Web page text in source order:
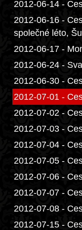
2012-06-14 -
2012-06-16 -
společné léto,
2012-06-17 -
2012-06-24 -
2012-06-30 -
2012-07-01 -
2012-07-02 -
2012-07-03 -
2012-07-04 -
2012-07-05 -
2012-07-06 -
2012-07-07 -
2012-07-08 -
2012-07-15 -